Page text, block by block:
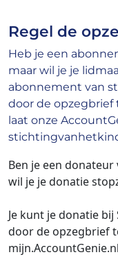
Regel de
Heb je een
maar wil je je
abonnement van
door de opzegbrief
laat onze
Ben je een donateur
wil je je donatie
Je kunt je donatie bij
door de opzegbrief